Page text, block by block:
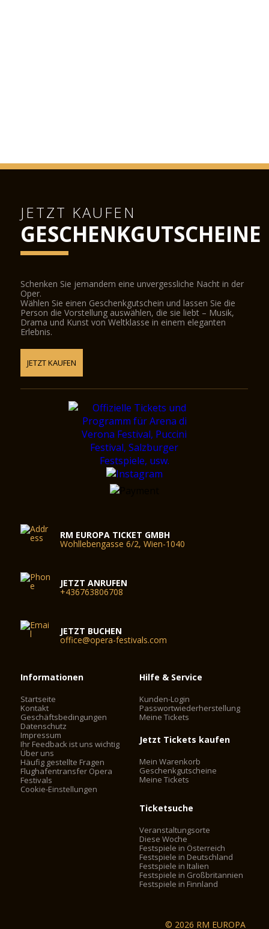
JETZT KAUFEN
GESCHENKGUTSCHEINE
Schenken Sie jemandem eine unvergessliche Nacht in der
Oper.
Wählen Sie einen Geschenkgutschein und lassen Sie die
Person die Vorstellung auswählen, die sie liebt – Musik,
Drama und Kunst von Weltklasse in einem eleganten
Erlebnis.
JETZT KAUFEN
RM EUROPA TICKET GMBH
Wohllebengasse 6/2, Wien-1040
JETZT ANRUFEN
+436763806708
JETZT BUCHEN
office@opera-festivals.com
Informationen
Startseite
Kontakt
Geschäftsbedingungen
Datenschutz
Impressum
Ihr Feedback ist uns wichtig
Über uns
Häufig gestellte Fragen
Flughafentransfer Opera
Festivals
Cookie-Einstellungen
Hilfe & Service
Kunden-Login
Passwortwiederherstellung
Meine Tickets
Jetzt Tickets kaufen
Mein Warenkorb
Geschenkgutscheine
Meine Tickets
Ticketsuche
Veranstaltungsorte
Diese Woche
Festspiele in Österreich
Festspiele in Deutschland
Festspiele in Italien
Festspiele in Großbritannien
Festspiele in Finnland
© 2026 RM EUROPA